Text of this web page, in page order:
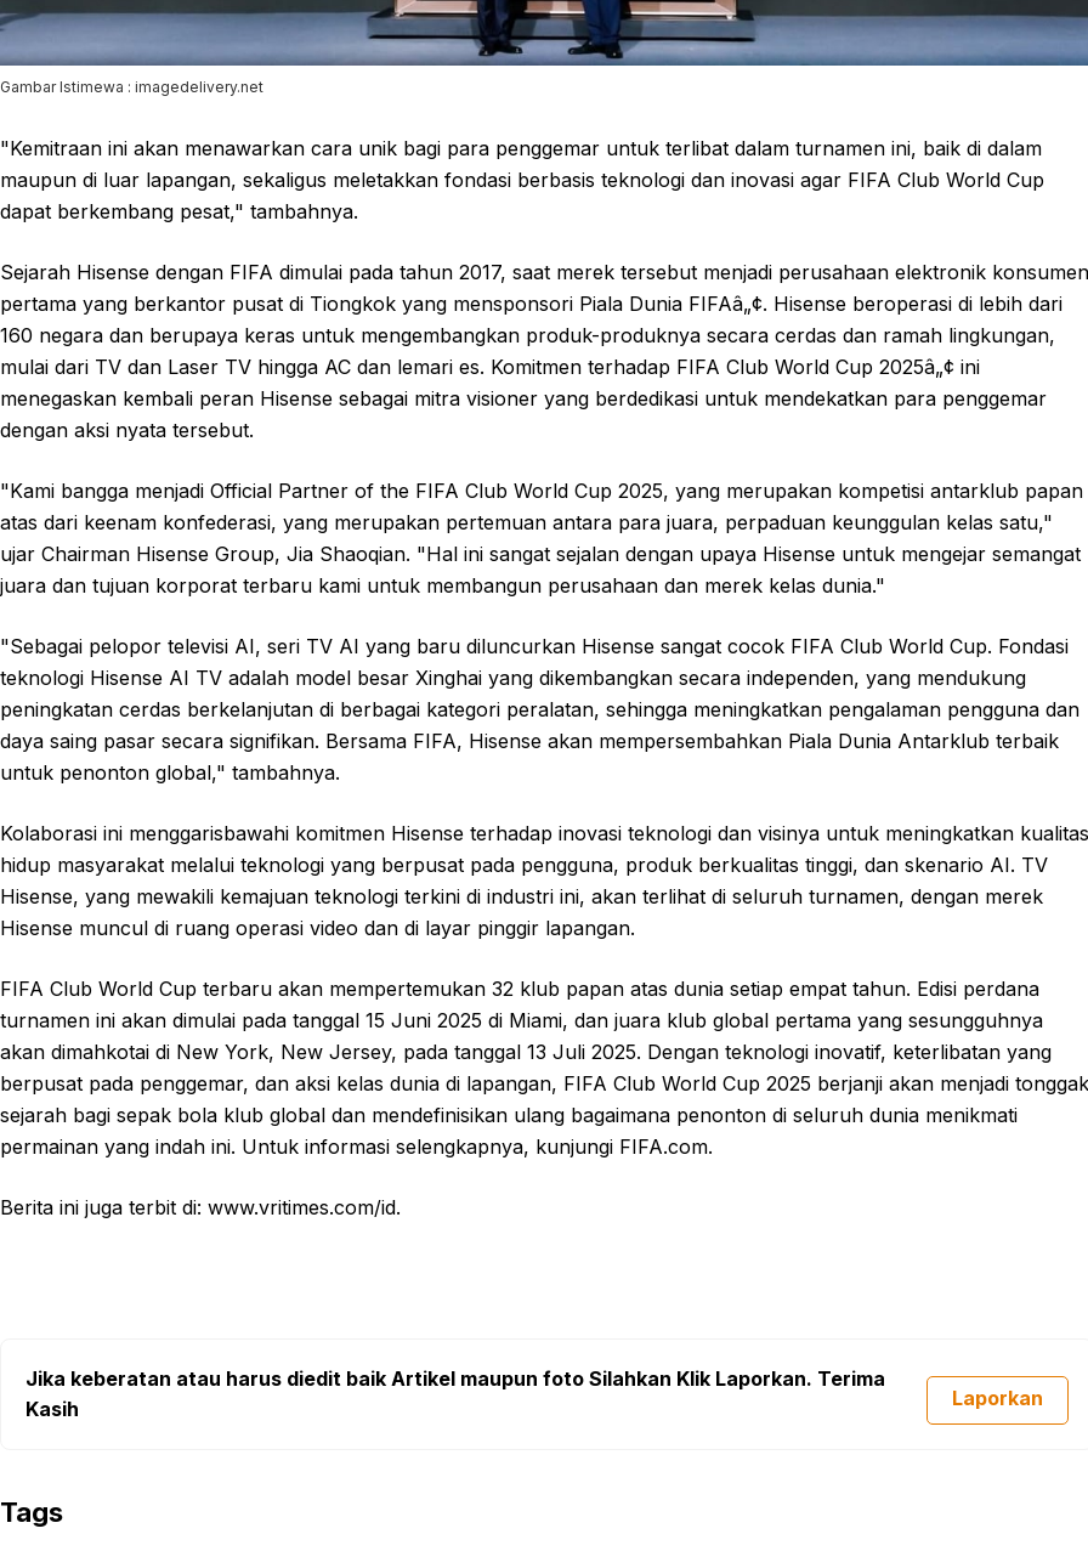
Gambar Istimewa : imagedelivery.net
"Kemitraan ini akan menawarkan cara unik bagi para penggemar untuk terlibat dalam turnamen ini, baik di dalam
maupun di luar lapangan, sekaligus meletakkan fondasi berbasis teknologi dan inovasi agar FIFA Club World Cup
dapat berkembang pesat," tambahnya.
Sejarah Hisense dengan FIFA dimulai pada tahun 2017, saat merek tersebut menjadi perusahaan elektronik konsumen
pertama yang berkantor pusat di Tiongkok yang mensponsori Piala Dunia FIFAâ„¢. Hisense beroperasi di lebih dari
160 negara dan berupaya keras untuk mengembangkan produk-produknya secara cerdas dan ramah lingkungan,
mulai dari TV dan Laser TV hingga AC dan lemari es. Komitmen terhadap FIFA Club World Cup 2025â„¢ ini
menegaskan kembali peran Hisense sebagai mitra visioner yang berdedikasi untuk mendekatkan para penggemar
dengan aksi nyata tersebut.
"Kami bangga menjadi Official Partner of the FIFA Club World Cup 2025, yang merupakan kompetisi antarklub papan
atas dari keenam konfederasi, yang merupakan pertemuan antara para juara, perpaduan keunggulan kelas satu,"
ujar Chairman Hisense Group, Jia Shaoqian. "Hal ini sangat sejalan dengan upaya Hisense untuk mengejar semangat
juara dan tujuan korporat terbaru kami untuk membangun perusahaan dan merek kelas dunia."
"Sebagai pelopor televisi AI, seri TV AI yang baru diluncurkan Hisense sangat cocok FIFA Club World Cup. Fondasi
teknologi Hisense AI TV adalah model besar Xinghai yang dikembangkan secara independen, yang mendukung
peningkatan cerdas berkelanjutan di berbagai kategori peralatan, sehingga meningkatkan pengalaman pengguna dan
daya saing pasar secara signifikan. Bersama FIFA, Hisense akan mempersembahkan Piala Dunia Antarklub terbaik
untuk penonton global," tambahnya.
Kolaborasi ini menggarisbawahi komitmen Hisense terhadap inovasi teknologi dan visinya untuk meningkatkan kualitas
hidup masyarakat melalui teknologi yang berpusat pada pengguna, produk berkualitas tinggi, dan skenario AI. TV
Hisense, yang mewakili kemajuan teknologi terkini di industri ini, akan terlihat di seluruh turnamen, dengan merek
Hisense muncul di ruang operasi video dan di layar pinggir lapangan.
FIFA Club World Cup terbaru akan mempertemukan 32 klub papan atas dunia setiap empat tahun. Edisi perdana
turnamen ini akan dimulai pada tanggal 15 Juni 2025 di Miami, dan juara klub global pertama yang sesungguhnya
akan dimahkotai di New York, New Jersey, pada tanggal 13 Juli 2025. Dengan teknologi inovatif, keterlibatan yang
berpusat pada penggemar, dan aksi kelas dunia di lapangan, FIFA Club World Cup 2025 berjanji akan menjadi tonggak
sejarah bagi sepak bola klub global dan mendefinisikan ulang bagaimana penonton di seluruh dunia menikmati
permainan yang indah ini. Untuk informasi selengkapnya, kunjungi FIFA.com.
Berita ini juga terbit di: www.vritimes.com/id.
Jika keberatan atau harus diedit baik Artikel maupun foto Silahkan Klik Laporkan. Terima
Kasih
Laporkan
Tags